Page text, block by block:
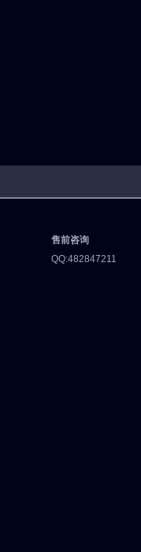
售前咨询
QQ:482847211